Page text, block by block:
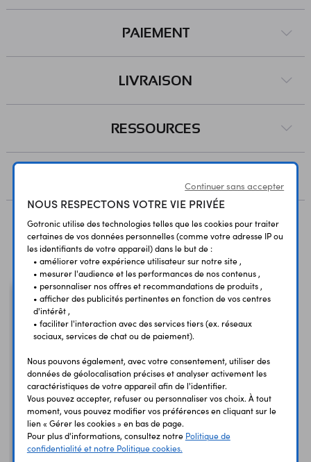
PAIEMENT
LIVRAISON
RESSOURCES
Vous avez déja consulté
Câble Data OTG
OTG60515
micro-USB - USB A
Continuer sans accepter
NOUS RESPECTONS VOTRE VIE PRIVÉE
Gotronic utilise des technologies telles que les cookies pour traiter
certaines de vos données personnelles (comme votre adresse IP ou
les identifiants de votre appareil) dans le but de :
• améliorer votre expérience utilisateur sur notre site ,
• mesurer l'audience et les performances de nos contenus ,
• personnaliser nos offres et recommandations de produits ,
• afficher des publicités pertinentes en fonction de vos centres
d'intérêt ,
• faciliter l'interaction avec des services tiers (ex. réseaux
sociaux, services de chat ou de paiement).
Nous pouvons également, avec votre consentement, utiliser des
données de géolocalisation précises et analyser activement les
caractéristiques de votre appareil afin de l'identifier.
Vous pouvez accepter, refuser ou personnaliser vos choix. À tout
moment, vous pouvez modifier vos préférences en cliquant sur le
lien « Gérer les cookies » en bas de page.
Pour plus d'informations, consultez notre Politique de
confidentialité et notre Politique cookies.